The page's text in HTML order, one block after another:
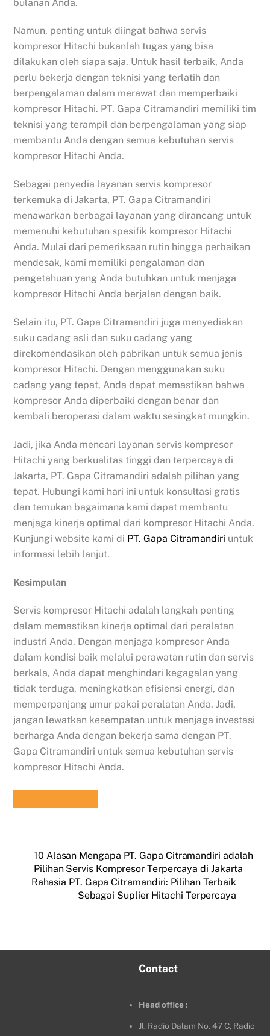
bulanan Anda.
Namun, penting untuk diingat bahwa servis
kompresor Hitachi bukanlah tugas yang bisa
dilakukan oleh siapa saja. Untuk hasil terbaik, Anda
perlu bekerja dengan teknisi yang terlatih dan
berpengalaman dalam merawat dan memperbaiki
kompresor Hitachi. PT. Gapa Citramandiri memiliki tim
teknisi yang terampil dan berpengalaman yang siap
membantu Anda dengan semua kebutuhan servis
kompresor Hitachi Anda.
Sebagai penyedia layanan servis kompresor
terkemuka di Jakarta, PT. Gapa Citramandiri
menawarkan berbagai layanan yang dirancang untuk
memenuhi kebutuhan spesifik kompresor Hitachi
Anda. Mulai dari pemeriksaan rutin hingga perbaikan
mendesak, kami memiliki pengalaman dan
pengetahuan yang Anda butuhkan untuk menjaga
kompresor Hitachi Anda berjalan dengan baik.
Selain itu, PT. Gapa Citramandiri juga menyediakan
suku cadang asli dan suku cadang yang
direkomendasikan oleh pabrikan untuk semua jenis
kompresor Hitachi. Dengan menggunakan suku
cadang yang tepat, Anda dapat memastikan bahwa
kompresor Anda diperbaiki dengan benar dan
kembali beroperasi dalam waktu sesingkat mungkin.
Jadi, jika Anda mencari layanan servis kompresor
Hitachi yang berkualitas tinggi dan terpercaya di
Jakarta, PT. Gapa Citramandiri adalah pilihan yang
tepat. Hubungi kami hari ini untuk konsultasi gratis
dan temukan bagaimana kami dapat membantu
menjaga kinerja optimal dari kompresor Hitachi Anda.
Kunjungi website kami di PT. Gapa Citramandiri untuk
informasi lebih lanjut.
Kesimpulan
Servis kompresor Hitachi adalah langkah penting
dalam memastikan kinerja optimal dari peralatan
industri Anda. Dengan menjaga kompresor Anda
dalam kondisi baik melalui perawatan rutin dan servis
berkala, Anda dapat menghindari kegagalan yang
tidak terduga, meningkatkan efisiensi energi, dan
memperpanjang umur pakai peralatan Anda. Jadi,
jangan lewatkan kesempatan untuk menjaga investasi
berharga Anda dengan bekerja sama dengan PT.
Gapa Citramandiri untuk semua kebutuhan servis
kompresor Hitachi Anda.
10 Alasan Mengapa PT. Gapa Citramandiri adalah
Pilihan Servis Kompresor Terpercaya di Jakarta
Rahasia PT. Gapa Citramandiri: Pilihan Terbaik
Sebagai Suplier Hitachi Terpercaya
Contact
Head office :
Jl. Radio Dalam No. 47 C, Radio